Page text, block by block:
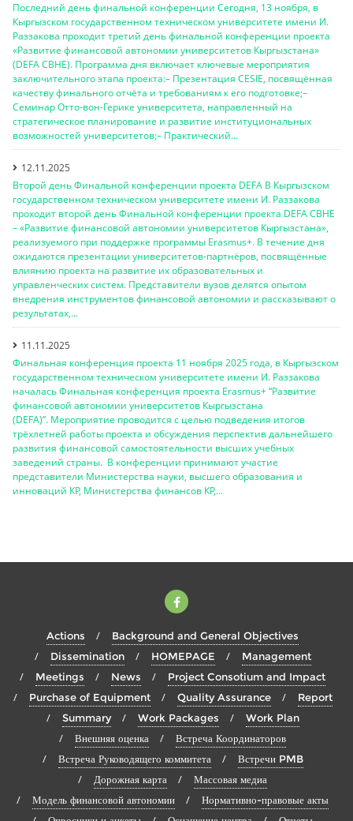
Последний день финальной конференции Сегодня, 13 ноября, в
Кыргызском государственном техническом университете имени И.
Раззакова проходит третий день финальной конференции проекта
«Развитие финансовой автономии университетов Кыргызстана»
(DEFA CBHE). Программа дня включает ключевые мероприятия
заключительного этапа проекта:– Презентация CESIE, посвящённая
качеству финального отчёта и требованиям к его подготовке;–
Семинар Отто-вон-Герике университета, направленный на
стратегическое планирование и развитие институциональных
возможностей университетов;– Практический...
12.11.2025
Второй день Финальной конференции проекта DEFA В Кыргызском
государственном техническом университете имени И. Раззакова
проходит второй день Финальной конференции проекта DEFA CBHE
– «Развитие финансовой автономии университетов Кыргызстана»,
реализуемого при поддержке программы Erasmus+. В течение дня
ожидаются презентации университетов-партнёров, посвящённые
влиянию проекта на развитие их образовательных и
управленческих систем. Представители вузов делятся опытом
внедрения инструментов финансовой автономии и рассказывают о
результатах,...
11.11.2025
Финальная конференция проекта 11 ноября 2025 года, в Кыргызском
государственном техническом университете имени И. Раззакова
началась Финальная конференция проекта Erasmus+ “Развитие
финансовой автономии университетов Кыргызстана
(DEFA)”. Мероприятие проводится с целью подведения итогов
трёхлетней работы проекта и обсуждения перспектив дальнейшего
развития финансовой самостоятельности высших учебных
заведений страны. В конференции принимают участие
представители Министерства науки, высшего образования и
инноваций КР, Министерства финансов КР,...
Actions
Background and General Objectives
Dissemination
HOMEPAGE
Management
Meetings
News
Project Consotium and Impact
Purchase of Equipment
Quality Assurance
Report
Summary
Work Packages
Work Plan
Внешняя оценка
Встреча Координаторов
Встреча Руководящего коммитета
Встречи PMB
Дорожная карта
Массовая медиа
Модель финансовой автономии
Нормативно-правовые акты